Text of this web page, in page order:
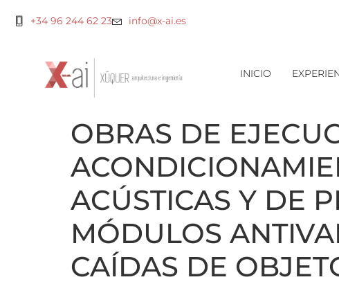
+34 96 244 62 23 info@x-ai.es
INICIO
OBRAS DE
ACÚSTICAS Y DE
MÓDULOS
CAÍDAS DE